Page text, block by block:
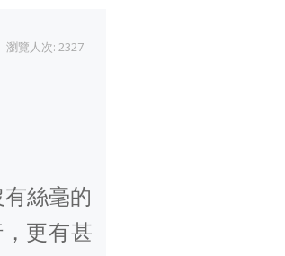
瀏覽人次: 2327
絲毫的
更有甚